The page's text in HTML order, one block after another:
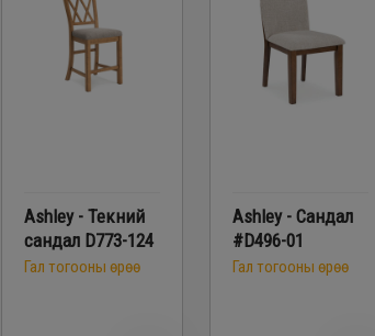
Ashley - Текний
сандал D773-124
Гал тогооны өрөө
Ashley - Сандал
#D496-01
Гал тогооны өрөө